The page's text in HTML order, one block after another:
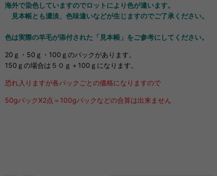
海外で染色していますのでロットにより色が違います。
見本帳とも濃淡、色味違いなどが生じますのでご了承ください。
色は実際の羊毛が添付された「見本帳」をご参考にしてください。
20ｇ・50ｇ・100ｇのパックがあります。
150ｇの場合は５０ｇ＋100ｇになります。
恐れ入りますが各パックごとの価格になりますので
50gパックX2点＝100gパックなどの合算は出来ません